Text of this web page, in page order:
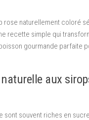
rose naturellement coloré
recette simple qui
gourmande parfaite
aux
sont souvent riches en